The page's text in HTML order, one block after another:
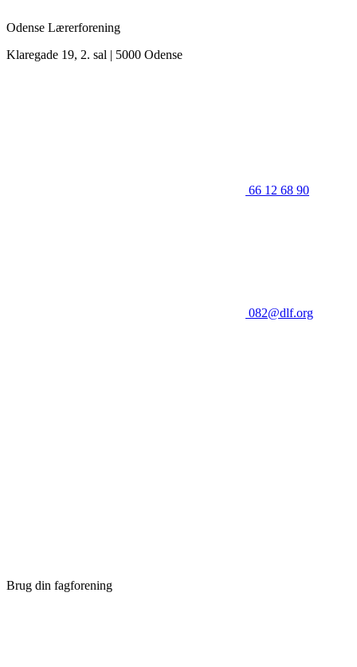
Odense Lærerforening
Klaregade 19, 2. sal | 5000 Odense
66 12 68 90
082@dlf.org
Brug din fagforening